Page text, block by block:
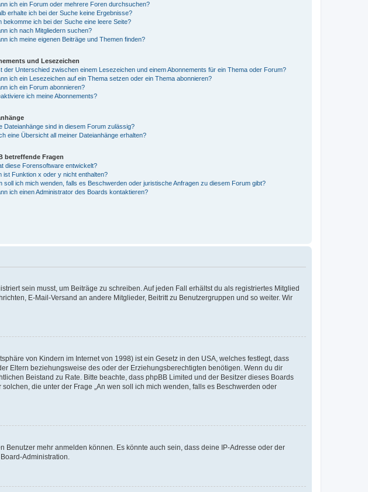
ich ein Forum oder mehrere Foren durchsuchen?
erhalte ich bei der Suche keine Ergebnisse?
bekomme ich bei der Suche eine leere Seite?
ich nach Mitgliedern suchen?
ich meine eigenen Beiträge und Themen finden?
und Lesezeichen
der Unterschied zwischen einem Lesezeichen und einem Abonnements für ein Thema oder Forum?
ich ein Lesezeichen auf ein Thema setzen oder ein Thema abonnieren?
ich ein Forum abonnieren?
ich meine Abonnements?
Dateianhänge sind in diesem Forum zulässig?
eine Übersicht all meiner Dateianhänge erhalten?
betreffende Fragen
diese Forensoftware entwickelt?
ist Funktion x oder y nicht enthalten?
soll ich mich wenden, falls es Beschwerden oder juristische Anfragen zu diesem Forum gibt?
ich einen Administrator des Boards kontaktieren?
sein musst, um Beiträge zu schreiben. Auf jeden Fall erhältst du als registriertes Mitglied
E-Mail-Versand an andere Mitglieder, Beitritt zu Benutzergruppen und so weiter. Wir
von Kindern im Internet von 1998) ist ein Gesetz in den USA, welches festlegt, dass
Eltern beziehungsweise des oder der Erziehungsberechtigten benötigen. Wenn du dir
Beistand zu Rate. Bitte beachte, dass phpBB Limited und der Besitzer dieses Boards
die unter der Frage „An wen soll ich mich wenden, falls es Beschwerden oder
mehr anmelden können. Es könnte auch sein, dass deine IP-Adresse oder der
Administration.